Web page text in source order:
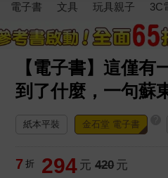
電子書 文具 玩具親子 3C
【電子書】這僅
到了什麼，一句蘇
紙本平裝 金石堂 電子書
7 折 294 元 420 元